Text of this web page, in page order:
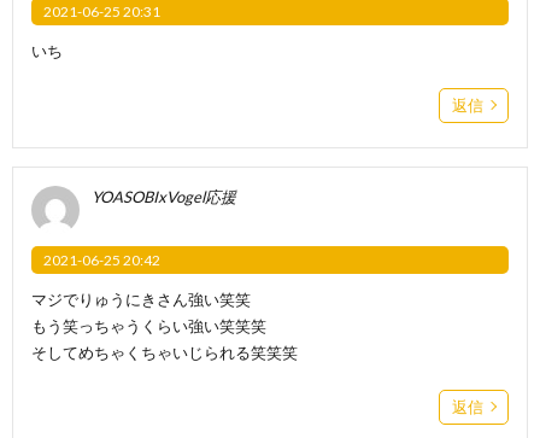
2021-06-25 20:31
いち
返信
YOASOBIxVogel応援
2021-06-25 20:42
マジでりゅうにきさん強い笑笑
もう笑っちゃうくらい強い笑笑笑
そしてめちゃくちゃいじられる笑笑笑
返信